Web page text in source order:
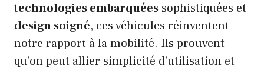
technologies embarquées sophistiquées et
design soigné, ces véhicules réinventent
notre rapport à la mobilité. Ils prouvent
qu’on peut allier simplicité d’utilisation et